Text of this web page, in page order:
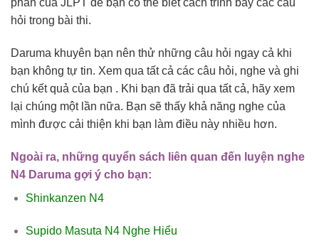
phần của JLPT để bạn có thể biết cách trình bày các câu
hỏi trong bài thi.
Daruma khuyên bạn nên thử những câu hỏi ngay cả khi
bạn không tự tin. Xem qua tất cả các câu hỏi, nghe và ghi
chú kết quả của bạn . Khi bạn đã trải qua tất cả, hãy xem
lại chúng một lần nữa. Bạn sẽ thấy khả năng nghe của
mình được cải thiện khi bạn làm điều này nhiều hơn.
Ngoài ra, những quyển sách liên quan đến luyện nghe
N4 Daruma gợi ý cho bạn:
Shinkanzen N4
Supido Masuta N4 Nghe Hiểu